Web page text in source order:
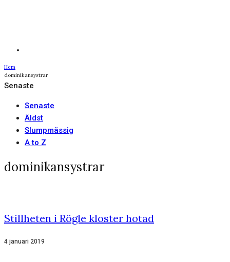
Hem
dominikansystrar
Senaste
Senaste
Äldst
Slumpmässig
A to Z
dominikansystrar
Stillheten i Rögle kloster hotad
4 januari 2019